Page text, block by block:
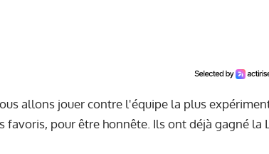
allons jouer contre l'équipe la plus
favoris, pour être honnête. Ils ont déjà gagné la